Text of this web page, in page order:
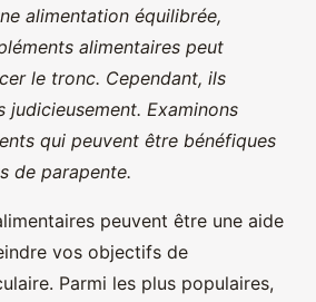
alimentation équilibrée,
alimentaires peut
le tronc. Cependant, ils
Examinons
qui peuvent être bénéfiques
de parapente.
peuvent être une aide
vos objectifs de
Parmi les plus populaires,